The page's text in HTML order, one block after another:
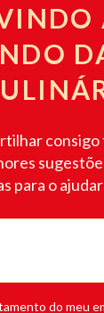
consigo
para o
do meu